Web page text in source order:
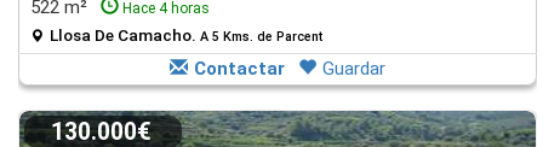
522 m²
Hace 4 horas
Llosa De Camacho. A 5 Kms. de Parcent
Contactar Guardar
130.000€